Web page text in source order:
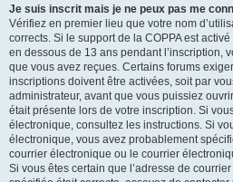
Je suis inscrit mais je ne peux pas me
Vérifiez en premier lieu que votre nom
corrects. Si le support de la COPPA est
en dessous de 13 ans pendant l’inscription,
que vous avez reçues. Certains forums
inscriptions doivent être activées, soit par
administrateur, avant que vous puissiez
était présente lors de votre inscription. Si
électronique, consultez les instructions. Si
électronique, vous avez probablement
courrier électronique ou le courrier
Si vous êtes certain que l’adresse de